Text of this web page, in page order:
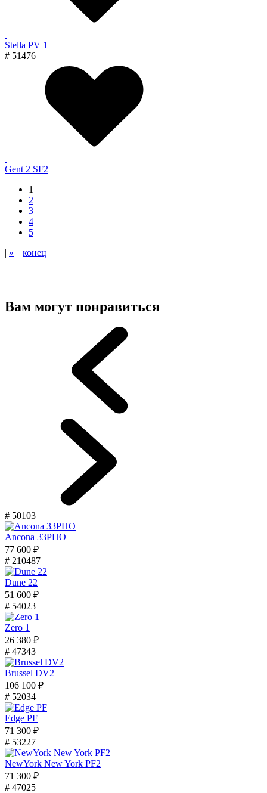
Stella PV 1
# 51476
Gent 2 SF2
1
2
3
4
5
| » | конец
Вам могут понравиться
# 50103
Ancona 33РПО
77 600 ₽
# 210487
Dune 22
51 600 ₽
# 54023
Zero 1
26 380 ₽
# 47343
Brussel DV2
106 100 ₽
# 52034
Edge PF
71 300 ₽
# 53227
NewYork New York PF2
71 300 ₽
# 47025